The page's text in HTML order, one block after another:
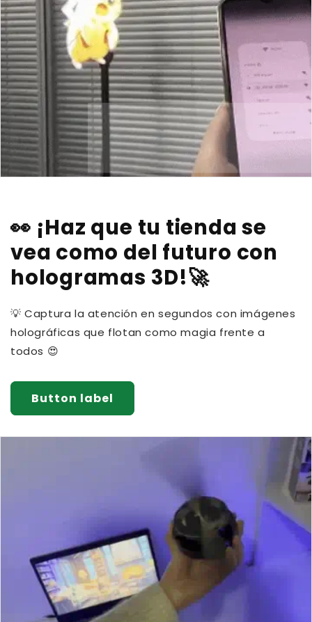
👀 ¡Haz que tu tienda se
vea como del futuro con
hologramas 3D!🚀
💡 Captura la atención en segundos con imágenes
holográficas que flotan como magia frente a
todos 😍
Button label